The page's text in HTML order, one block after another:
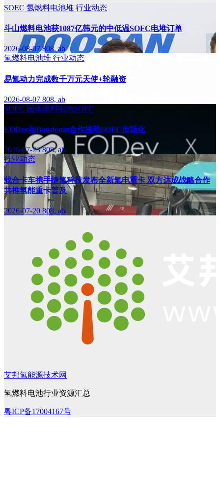
SOEC 氢燃料电池堆 行业动态
斗山燃料电池获1087亿韩元的中低温SOFC电堆订单
2026-08-07808, ab
氢燃料电池堆 行业动态
易氢动力完成数千万元天使+轮融资
2026-08-07 808, ab
SOEC 固体燃料电池SOFC
EODev与Baudouin合作推动SOFC市场化
2026-07-23808, ab
行业动态
载合卡车携手捷氢科技发布全新氢电重卡 双方达成战略合作
共推氢能重卡普及
2026-07-20 808, ab
艾邦氢能源技术网
氢燃料电池行业资源汇总
粤ICP备17004167号